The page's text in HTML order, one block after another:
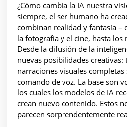
¿Cómo cambia la IA nuestra
siempre, el ser humano ha
combinan realidad y fantasía –
la fotografía y el cine, hasta los
Desde la difusión de la
nuevas posibilidades creativas:
narraciones visuales
comando de voz. La base son
los cuales los modelos de IA
crean nuevo contenido. Estos
parecen sorprendentemente